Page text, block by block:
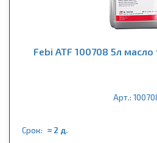
Febi ATF 100708 5л
Арт.:
Срок: ≈ 2 д.